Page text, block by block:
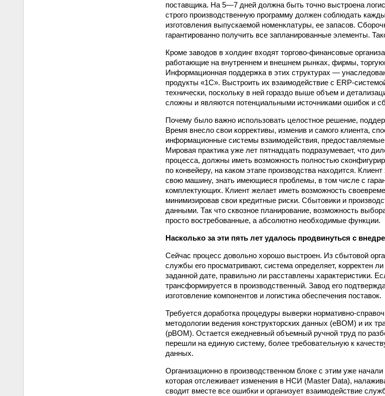
поставщика. На 5—7 дней должна быть точно выстроена
строго производственную программу должен соблюдать
изготовления выпускаемой номенклатуры, ее запасов.
гарантированно получить все запланированные элементы.
Кроме заводов в холдинг входят торгово-финансовые
работающие на внутреннем и внешнем рынках, фирмы,
Информационная поддержка в этих структурах —
продукты «1С». Выстроить их взаимодействие с ERP-
технически, поскольку в ней гораздо выше объем и
сложны и являются потенциальными источниками ошибок и
Почему было важно использовать целостное решение,
Время внесло свои коррективы, изменив и самого клиента,
информационные системы взаимодействия,
Мировая практика уже лет пятнадцать подразумевает, что
процесса, должны иметь возможность полностью
по конвейеру, на каком этапе производства находится.
свою машину, знать имеющиеся проблемы, в том числе с
комплектующих. Клиент желает иметь возможность
минимизировав свои кредитные риски. Сбытовики и
данными. Так что сквозное планирование, возможность
просто востребованные, а абсолютно необходимые функции.
Насколько за эти пять лет удалось продвинуться с
Сейчас процесс довольно хорошо выстроен. Из сбытовой
службы его просматривают, система определяет, корректен
заданной дате, правильно ли расставлены характеристики.
трансформируется в производственный. Завод его
изготовление компонентов и ло­гистика обеспечения поставок.
Требуется доработка процедуры выверки нормативно-
методологии ведения конструк­торских данных (eBOM) и их
(pBOM). Остается ежедневный объемный ручной труд по
перешли на единую систему, более требовательную к
данных.
Организационно в производственном блоке с этим уже
которая отслеживает изменения в НСИ (Master Data),
сводит вместе все ошибки и организует взаимодействие